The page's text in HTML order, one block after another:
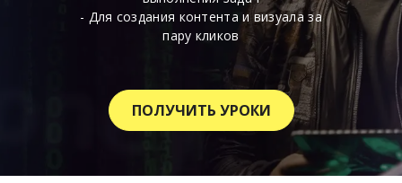
- Для создания контента и визуала за
пару кликов
ПОЛУЧИТЬ УРОКИ